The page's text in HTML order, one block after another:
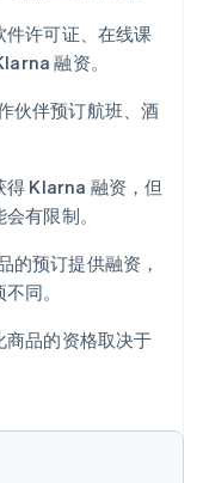
许可证、在线课
融资。
伙伴预订航班、酒
Klarna 融资，但
有限制。
的预订提供融资，
同。
商品的资格取决于